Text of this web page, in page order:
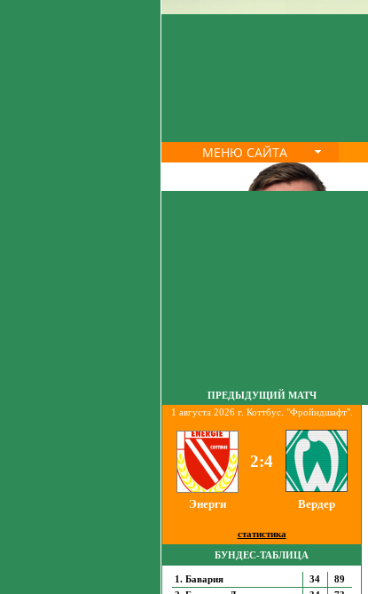
МЕНЮ САЙТА
ПРЕДЫДУЩИЙ МАТЧ
1 августа 2026 г. Коттбус. "Фройндшафт".
2:4
Энерги Вердер
статистика
БУНДЕС-ТАБЛИЦА
1. Бавария 34
89